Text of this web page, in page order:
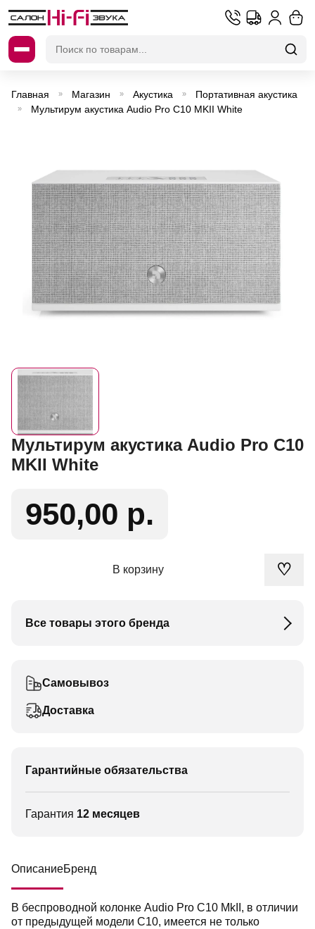
Главная » Магазин » Акустика » Портативная акустика
» Мультирум акустика Audio Pro C10 MKII White
Мультирум акустика Audio Pro C10
MKII White
950,00 р.
В корзину ♡
Все товары этого бренда
Самовывоз
Доставка
Гарантийные обязательства
Гарантия 12 месяцев
ОписаниеБренд
В беспроводной колонке Audio Pro C10 MkII, в отличии
от предыдущей модели C10, имеется не только